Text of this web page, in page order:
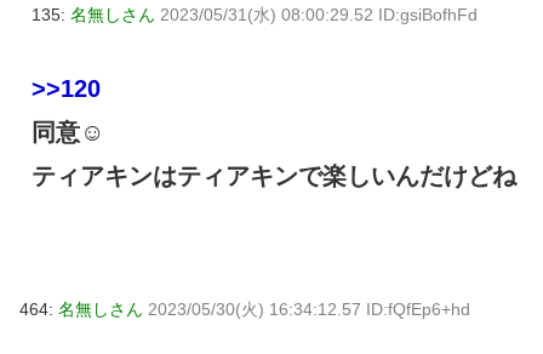
135: 名無しさん 2023/05/31(水) 08:00:29.52 ID:gsiBofhFd
>>120
同意☺
ティアキンはティアキンで楽しいんだけどね
464: 名無しさん 2023/05/30(火) 16:34:12.57 ID:fQfEp6+hd